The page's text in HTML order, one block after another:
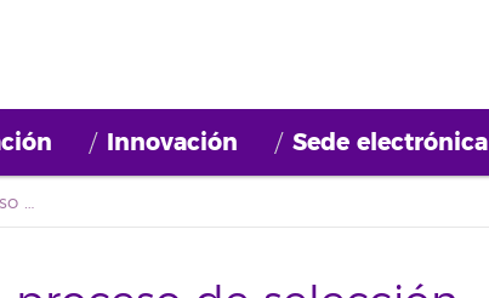
Innovación Sede electrónica
Segundo listado del proceso de selección del proyecto 'Conservación y Mantenimiento de la Fuente de la Plaza del Adelantado 2014'